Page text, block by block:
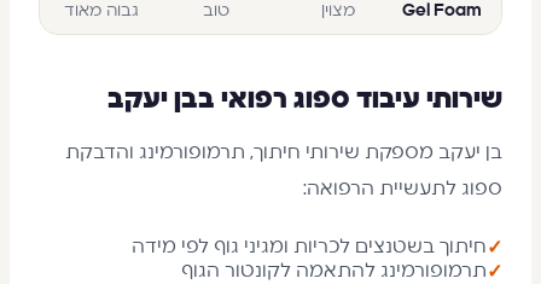
Gel Foam מצוין טוב גבוה מאוד
שירותי עיבוד ספוג רפואי בבן יעקב
בן יעקב מספקת שירותי חיתוך, תרמופורמינג והדבקת
ספוג לתעשיית הרפואה:
✓חיתוך בשטנצים לכריות ומגיני גוף לפי מידה
✓תרמופורמינג להתאמה לקונטור הגוף